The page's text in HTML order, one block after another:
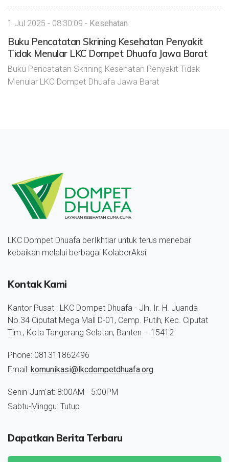
1 Jul 2025 - 08:30:09 - Kesehatan
Buku Pencatatan Skrining Kesehatan Penyakit
Tidak Menular LKC Dompet Dhuafa Jawa Barat
Buku Pencatatan Skrining Kesehatan Penyakit Tidak
Menular LKC Dompet Dhuafa Jawa Barat
LKC Dompet Dhuafa berIkhtiar untuk terus menebar
kebaikan melalui berbagai KolaborAksi
Kontak Kami
Kantor Pusat : LKC Dompet Dhuafa - Jln. Ir. H. Juanda
No.34 Ciputat Mega Mall D-01, Cemp. Putih, Kec. Ciputat
Tim., Kota Tangerang Selatan, Banten – 15412
Phone: 081311862496
Email: komunikasi@lkcdompetdhuafa.org
Senin-Jum'at: 8:00AM - 5:00PM
Sabtu-Minggu: Tutup
Dapatkan Berita Terbaru